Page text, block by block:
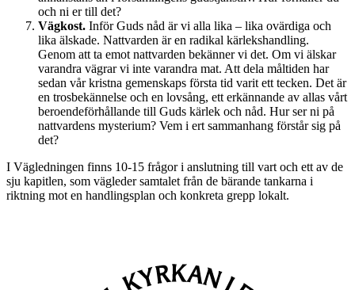
och ni er till det?
Vägkost. Inför Guds nåd är vi alla lika – lika ovärdiga och
lika älskade. Nattvarden är en radikal kärlekshandling.
Genom att ta emot nattvarden bekänner vi det. Om vi älskar
varandra vägrar vi inte varandra mat. Att dela måltiden har
sedan vår kristna gemenskaps första tid varit ett tecken. Det är
en trosbekännelse och en lovsång, ett erkännande av allas vårt
beroendeförhållande till Guds kärlek och nåd. Hur ser ni på
nattvardens mysterium? Vem i ert sammanhang förstår sig på
det?
I Vägledningen finns 10-15 frågor i anslutning till vart och ett av de
sju kapitlen, som vägleder samtalet från de bärande tankarna i
riktning mot en handlingsplan och konkreta grepp lokalt.